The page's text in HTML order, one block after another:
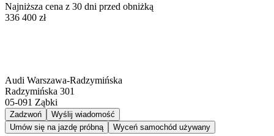
Najniższa cena z 30 dni przed obniżką
336 400 zł
Audi Warszawa-Radzymińska
Radzymińska 301
05-091 Ząbki
Zadzwoń
Wyślij wiadomość
Umów się na jazdę próbną
Wyceń samochód używany